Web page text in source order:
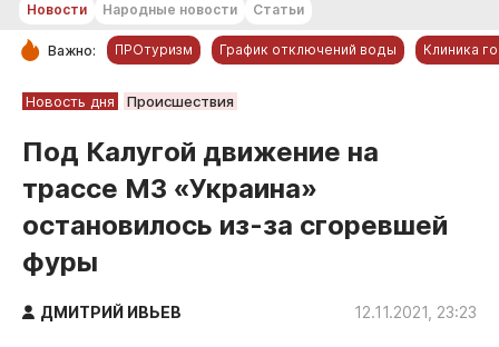
РУБРИКИ
Обнинск
Новости компаний
Статьи
Народные новости
Авто и транспорт
Благоустройство
Новости Народные новости Статьи
Важно: ПРОтуризм График отключений воды Клиника
Новость дня Происшествия
Под Калугой движение на
трассе М3 «Украина»
остановилось из-за сгоревшей
фуры
ДМИТРИЙ ИВЬЕВ 12.11.2021, 23:23